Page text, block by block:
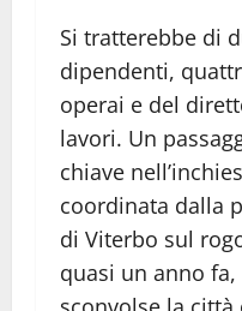
Si tratterebbe di
dipendenti,
operai e del
lavori. Un
chiave
coordinata dalla
di Viterbo sul
quasi un anno fa,